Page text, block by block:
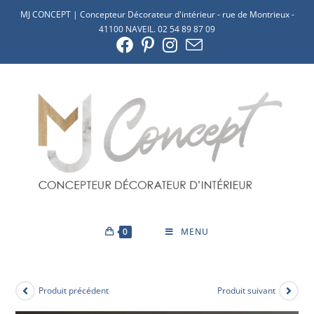
MJ CONCEPT | Concepteur Décorateur d'intérieur - rue de Montrieux -
41100 NAVEIL. 02 54 89 87 09
0 MENU
Produit précédent Produit suivant